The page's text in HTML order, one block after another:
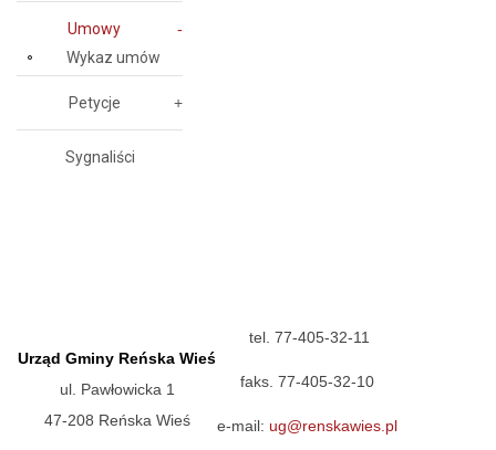
Umowy
Wykaz umów
Petycje
Sygnaliści
Urząd Gminy Reńska Wieś
ul. Pawłowicka 1
47-208 Reńska Wieś
tel. 77-405-32-11
faks. 77-405-32-10
e-mail: ug@renskawies.pl